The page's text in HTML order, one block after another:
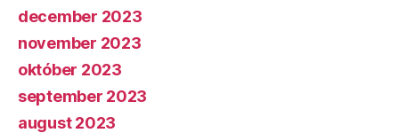
december 2023
november 2023
október 2023
september 2023
august 2023